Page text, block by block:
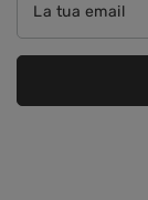
La tua email